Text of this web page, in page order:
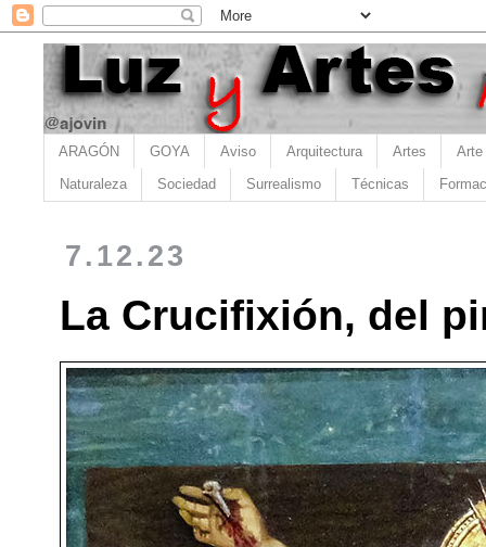
ARAGÓN GOYA Aviso Arquitectura Artes Arte
Naturaleza Sociedad Surrealismo Técnicas
7.12.23
La Crucifixión, del